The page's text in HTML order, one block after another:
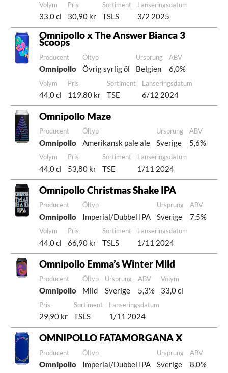
Volym
33,0 cl
Pris
30,90 kr
Sortiment
TSLS
Lanseringsdatum
3/2 2025
Omnipollo x The Answer Bianca 3
Scoops
Producent
Omnipollo
Öltyp
Övrig syrlig öl
Ursprung
Belgien
ABV
6,0%
Volym
44,0 cl
Pris
119,80 kr
Sortiment
TSE
Lanseringsdatum
6/12 2024
Omnipollo Maze
Producent
Omnipollo
Öltyp
Amerikansk pale ale
Ursprung
Sverige
ABV
5,6%
Volym
44,0 cl
Pris
53,80 kr
Sortiment
TSE
Lanseringsdatum
1/11 2024
Omnipollo Christmas Shake IPA
Producent
Omnipollo
Öltyp
Imperial/Dubbel IPA
Ursprung
Sverige
ABV
7,5%
Volym
44,0 cl
Pris
66,90 kr
Sortiment
TSLS
Lanseringsdatum
1/11 2024
Omnipollo Emma’s Winter Mild
Producent
Omnipollo
Öltyp
Mild
Ursprung
Sverige
ABV
5,3%
Volym
33,0 cl
Pris
29,90 kr
Sortiment
TSLS
Lanseringsdatum
1/11 2024
OMNIPOLLO FATAMORGANA X
Producent
Omnipollo
Öltyp
Imperial/Dubbel IPA
Ursprung
Sverige
ABV
8,0%